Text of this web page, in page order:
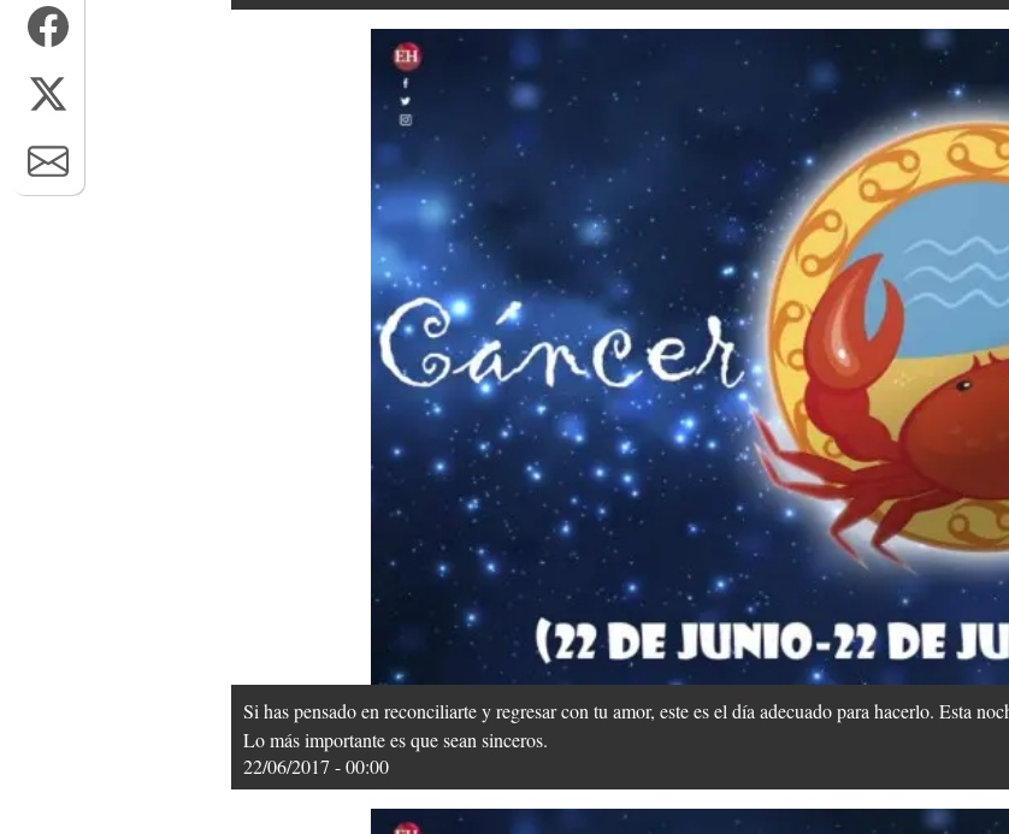
Si has pensado en reconciliarte y regresar con tu amor, este es el día adecuado para hacerlo. Esta
Lo más importante es que sean sinceros.
22/06/2017 - 00:00